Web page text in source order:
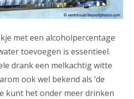
met een alcoholpercentage
toevoegen is essentieel.
drank een melkachtig witte
ook wel bekend als ‘de
kunt het onder meer drinken